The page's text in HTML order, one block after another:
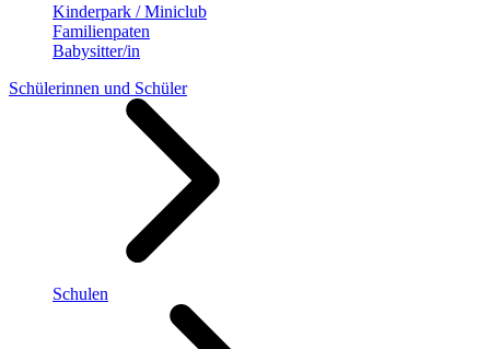
Kinderpark / Miniclub
Familienpaten
Babysitter/in
Schülerinnen und Schüler
Schulen